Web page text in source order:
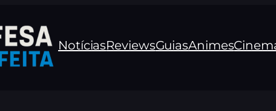
NotíciasReviewsGuiasAnimes